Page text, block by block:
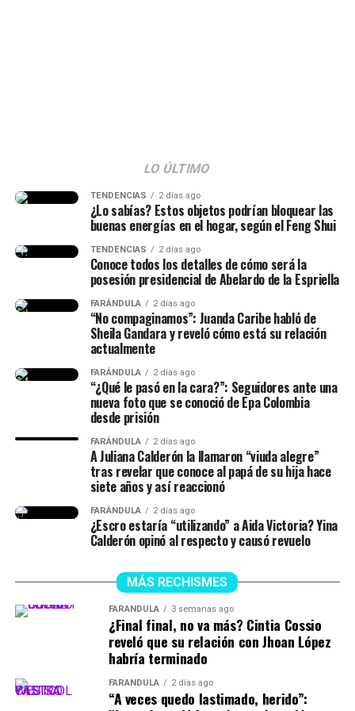
gente no entendió esa parte.
Hice la historia diciendo hace
cuánto conocí al papá de mi
hija, lo conocí hace siete años
(…) Duramos un tiempo
separados y cantidad de cosas
(…) No diré nada hasta que él
quiera hablar del tema”,
señaló.
Finalmente, la chica dejó en evidencia que durante ese
lapso de tiempo no siempre estuvieron juntos, y
tuvieron idas y venidas.
@juliethpaolaberdu7 #LIVEIncentiveProgram
#SideHustleLIVE #PaidPartnership
#yinacalderonoficial
#julianacalderon ♬ sonido original – Julieth
LO ÚLTIMO
TENDENCIAS 2 días ago
¿Lo sabías? Estos objetos podrían bloquear las
buenas energías en el hogar, según el Feng Shui
TENDENCIAS 2 días ago
Conoce todos los detalles de cómo será la
posesión presidencial de Abelardo de la Espriella
FARÁNDULA 2 días ago
“No compaginamos”: Juanda Caribe habló de
Sheila Gandara y reveló cómo está su relación
actualmente
FARÁNDULA 2 días ago
“¿Qué le pasó en la cara?”: Seguidores ante una
nueva foto que se conoció de Epa Colombia
desde prisión
FARÁNDULA 2 días ago
A Juliana Calderón la llamaron “viuda alegre”
tras revelar que conoce al papá de su hija hace
siete años y así reaccionó
FARÁNDULA 2 días ago
¿Escro estaría “utilizando” a Aida Victoria? Yina
Calderón opinó al respecto y causó revuelo
MÁS RECHISMES
FARÁNDULA 3 semanas ago
¿Final final, no va más? Cintia Cossio
reveló que su relación con Jhoan López
habría terminado
FARÁNDULA 2 días ago
“A veces quedo lastimado, herido”: